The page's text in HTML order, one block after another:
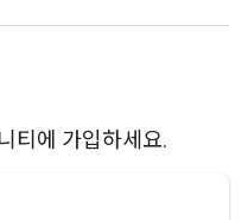
티에 가입하세요.